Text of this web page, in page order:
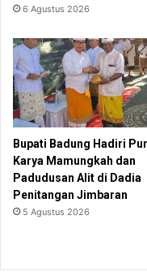
6 Agustus 2026
Bupati Badung Hadiri
Karya Mamungkah dan
Padudusan Alit di Dadia
Penitangan Jimbaran
5 Agustus 2026